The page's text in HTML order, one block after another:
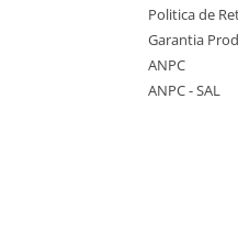
Politica de
Garantia
ANPC
ANPC - SAL